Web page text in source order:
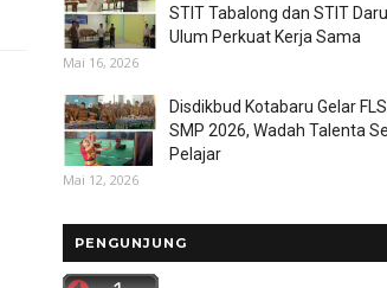
STIT Tabalong dan STIT Darul
Ulum Perkuat Kerja Sama
Mai 16, 2026
Disdikbud Kotabaru Gelar
SMP 2026, Wadah Talenta
Pelajar
Mai 12, 2026
PENGUNJUNG